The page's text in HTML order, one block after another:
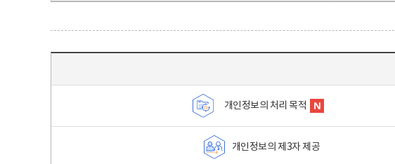
개인정보의 처리 목적
개인정보의 제3자 제공